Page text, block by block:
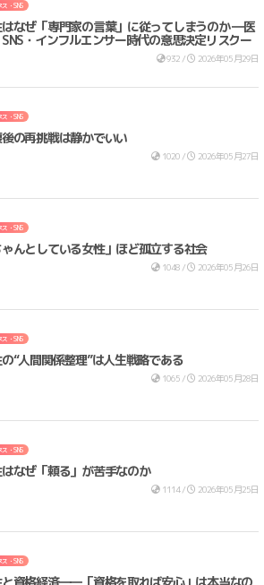
ス・SNS
なぜ「専門家の言葉」に従ってしまうのか ―医
・インフルエンサー時代の意思決定リスクー
932 / 2026年05月29日
ス・SNS
の再挑戦は静かでいい
1020 / 2026年05月27日
ス・SNS
ゃんとしている女性」ほど孤立する社会
1048 / 2026年05月26日
ス・SNS
“人間関係整理”は人生戦略である
1065 / 2026年05月28日
ス・SNS
なぜ「頼る」が苦手なのか
1114 / 2026年05月25日
ス・SNS